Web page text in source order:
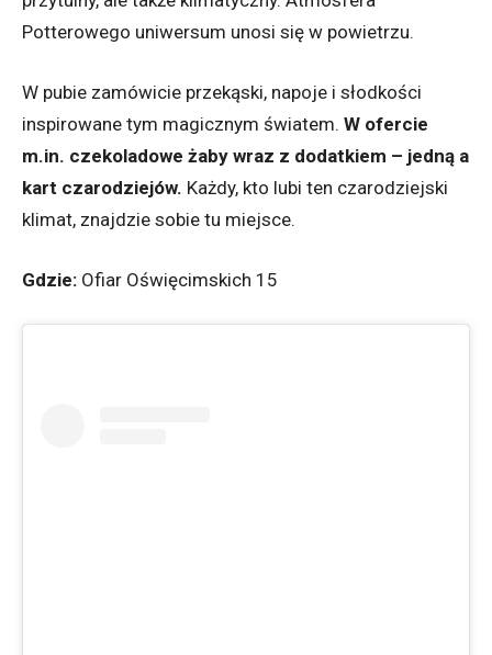
Potterowego uniwersum unosi się w powietrzu.
W pubie zamówicie przekąski, napoje i słodkości
inspirowane tym magicznym światem. W ofercie
m.in. czekoladowe żaby wraz z dodatkiem – jedną a
kart czarodziejów. Każdy, kto lubi ten czarodziejski
klimat, znajdzie sobie tu miejsce.
Gdzie: Ofiar Oświęcimskich 15